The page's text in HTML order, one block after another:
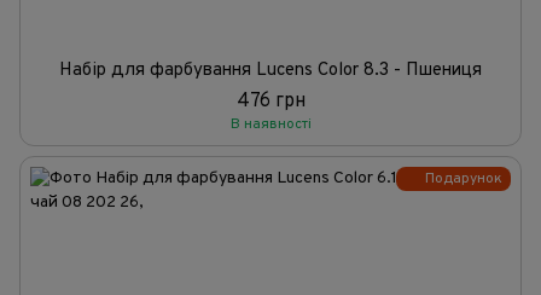
Набір для фарбування Lucens Color 8.3 - Пшениця
476 грн
В наявності
Подарунок